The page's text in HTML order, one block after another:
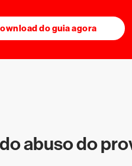
do guia agora
abuso do